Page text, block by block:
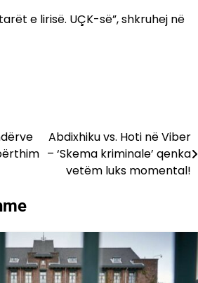
e lirisë. UÇK-së”, shkruhej në
Abdixhiku vs. Hoti në Viber
– ‘Skema kriminale’ qenka
vetëm luks momental!